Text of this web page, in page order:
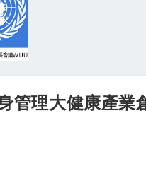
管理大健康產業